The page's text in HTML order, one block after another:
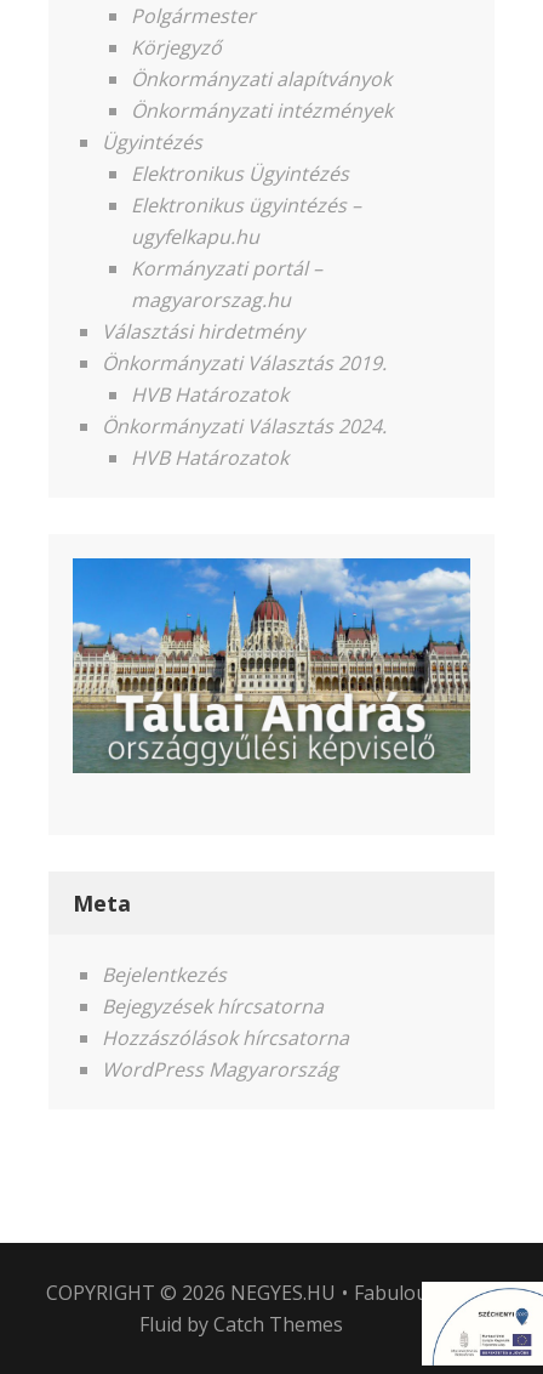
Polgármester
Körjegyző
Önkormányzati alapítványok
Önkormányzati intézmények
Ügyintézés
Elektronikus Ügyintézés
Elektronikus ügyintézés –
ugyfelkapu.hu
Kormányzati portál –
magyarorszag.hu
Választási hirdetmény
Önkormányzati Választás 2019.
HVB Határozatok
Önkormányzati Választás 2024.
HVB Határozatok
Meta
Bejelentkezés
Bejegyzések hírcsatorna
Hozzászólások hírcsatorna
WordPress Magyarország
COPYRIGHT © 2026 NEGYES.HU • Fabulous
Fluid byCatch Themes